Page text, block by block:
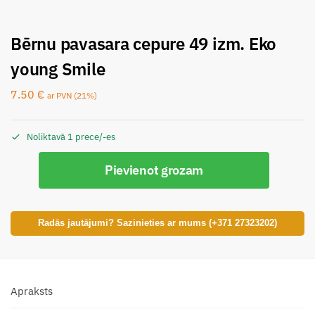
Bērnu pavasara cepure 49 izm. Eko
young Smile
7.50 € ar PVN (21%)
Noliktavā 1 prece/-es
Pievienot grozam
Radās jautājumi? Sazinieties ar mums (+371 27323202)
Apraksts